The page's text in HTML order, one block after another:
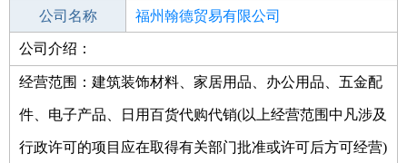
公司名称 福州翰德贸易有限公司
公司类型
公司介绍：
经营范围：建筑装饰材料、家居用品、办公用品、五金配
件、电子产品、日用百货代购代销(以上经营范围中凡涉及
行政许可的项目应在取得有关部门批准或许可后方可经营)